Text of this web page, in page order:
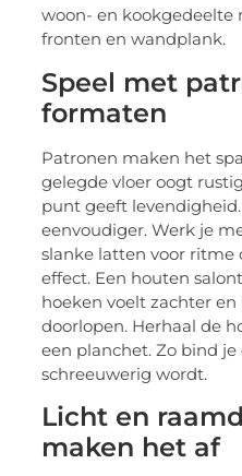
woon- en
fronten en wandplank.
Speel met
formaten
Patronen maken het
gelegde vloer oogt
punt geeft
eenvoudiger. Werk je
slanke latten voor ritme
effect. Een houten
hoeken voelt zachter
doorlopen. Herhaal de
een planchet. Zo bind
schreeuwerig wordt.
Licht en
maken het af